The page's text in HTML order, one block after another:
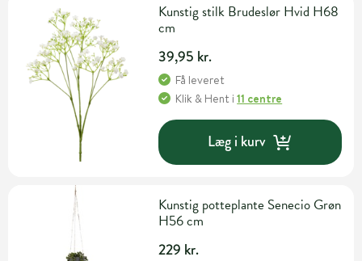
Kunstig stilk Brudeslør Hvid H68
cm
39,95 kr.
Få leveret
Klik & Hent i11 centre
Læg i kurv
Kunstig potteplante Senecio Grøn
H56 cm
229 kr.